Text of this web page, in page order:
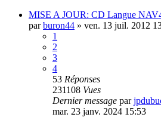
MISE A JOUR: CD Langue
parburon44 » ven. 13 juil. 2012
1
2
3
4
53 Réponses
231108 Vues
Dernier message par
mar. 23 janv. 2024 15:53